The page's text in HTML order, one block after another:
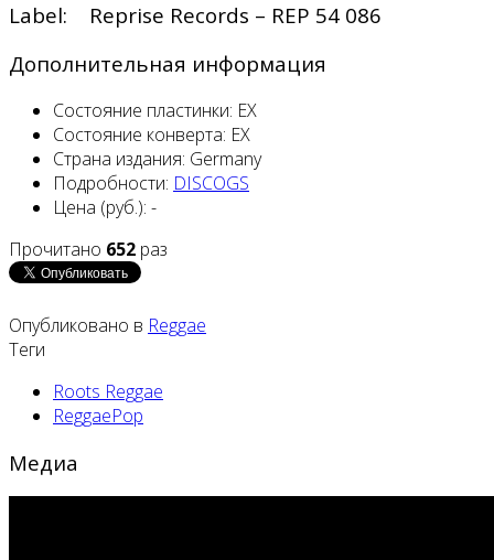
Label: Reprise Records – REP 54 086
Дополнительная информация
Состояние пластинки: EX
Состояние конверта: EX
Страна издания: Germany
Подробности: DISCOGS
Цена (руб.): -
Прочитано 652 раз
Опубликовано в Reggae
Теги
Roots Reggae
ReggaePop
Медиа